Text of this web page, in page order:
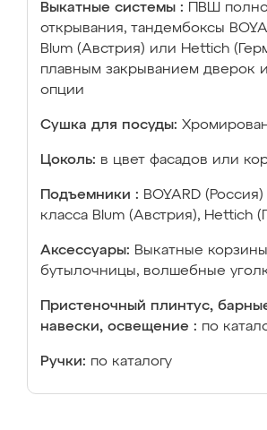
Выкатные системы :
ПВШ
открывания, тандембоксы
Blum (Австрия) или Hettich
плавным закрыванием дверок
опции
Сушка для посуды:
Цоколь: в цвет фасадов или
Подъемники : BOYARD
класса Blum (Австрия), Hettich
Аксессуары: Выкатные
бутылочницы, волшебные
Пристеночный плинтус,
навески, освещение : по
Ручки: по каталогу